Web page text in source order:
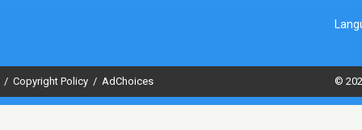
/ Copyright Policy / AdChoices ©